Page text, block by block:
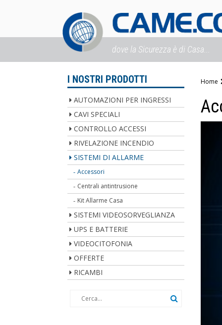
dove la Sicurezza è di Casa...
Home
I NOSTRI PRODOTTI
AUTOMAZIONI PER INGRESSI
CAVI SPECIALI
CONTROLLO ACCESSI
RIVELAZIONE INCENDIO
SISTEMI DI ALLARME
Accessori
Centrali antintrusione
Kit Allarme Casa
SISTEMI VIDEOSORVEGLIANZA
UPS E BATTERIE
VIDEOCITOFONIA
OFFERTE
RICAMBI